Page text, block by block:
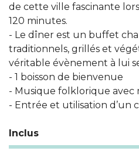
de cette ville fascinante
120 minutes.
- Le dîner est un buffet
traditionnels, grillés et
véritable évènement à lui
- 1 boisson de bienvenue
- Musique folklorique avec
- Entrée et utilisation d’un
Inclus